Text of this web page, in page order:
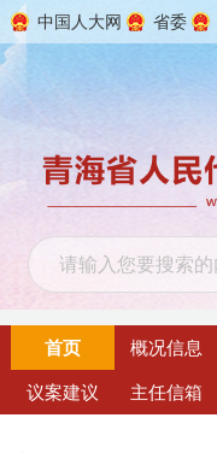
中国人大网 省委
首页 概况信息
议案建议 主任信箱